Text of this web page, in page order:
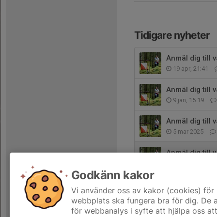
Tidigare nyheter
Anmäl dig till
19 apr, 21:41
Anmäl dig till
9 jan, 15:19
Anmäl dig till
5 mar 2025
Anmäl dig till
Anmäl dig till
13 feb 2024
Godkänn kakor
Vi använder oss av kakor (cookies)
webbplats ska fungera bra för dig. De
för webbanalys i syfte att hjälpa oss